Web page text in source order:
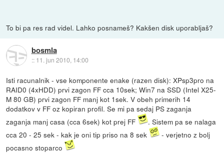
To bi pa res rad videl. Lahko posnameš? Kakšen disk uporabljaš?
bosmla
:: 11. jun 2010, 14:00
Isti racunalnik - vse komponente enake (razen disk): XPsp3pro na
RAID0 (4xHDD) prvi zagon FF cca 10sek; Win7 na SSD (Intel X25-
M 80 GB) prvi zagon FF manj kot 1sek. V obeh primerih 14
dodatkov v FF oz kopiran profil. Se mi pa sedaj PS zaganja
zaganja manj casa (cca 6sek) kot prej FF
. Sistem pa se nalaga
cca 20 - 25 sek - kak je oni tip priso na 8 sek
- verjetno z bolj
pocasno stoparco